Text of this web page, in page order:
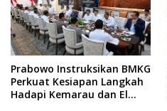
Prabowo Instruksikan BMKG
Perkuat Kesiapan Langkah
Hadapi Kemarau dan El